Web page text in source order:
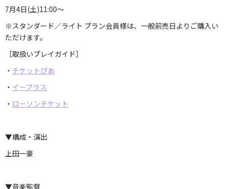
7月4日(土)11:00～
※スタンダード／ライト プラン会員様は、一般前売日よりご購入い
ただけます。
［取扱いプレイガイド］
・ チケットぴあ
・ イープラス
・ ローソンチケット
▼構成・演出
上田一豪
▼音楽監督